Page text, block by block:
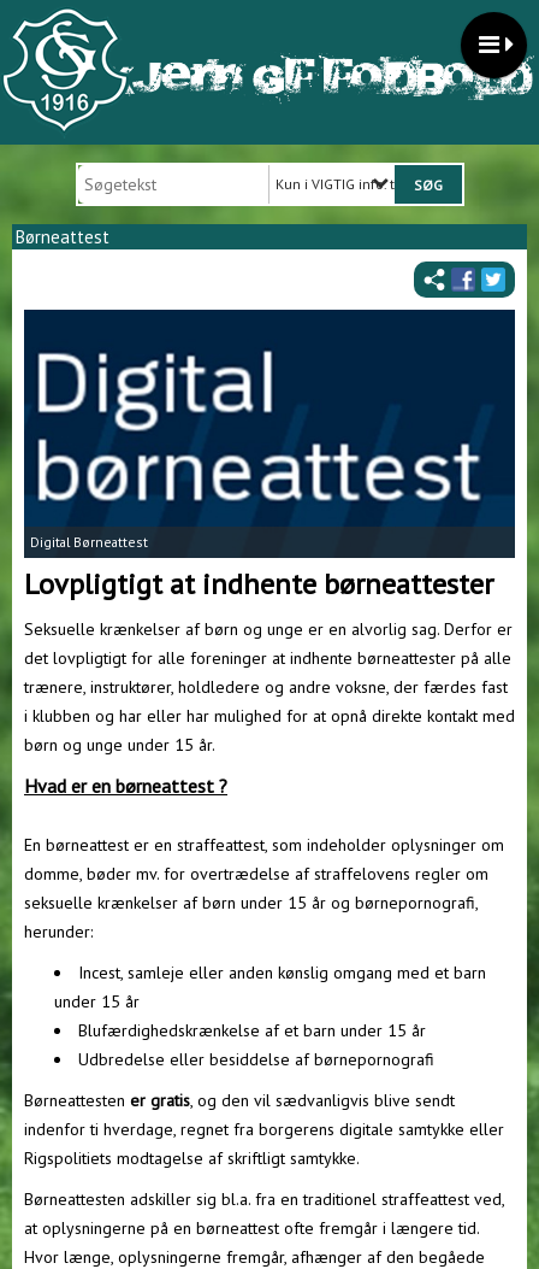
Kun i VIGTIG info. til trænere
Børneattest
Digital Børneattest
Lovpligtigt at indhente børneattester
Seksuelle krænkelser af børn og unge er en alvorlig sag. Derfor er
det lovpligtigt for alle foreninger at indhente børneattester på alle
trænere, instruktører, holdledere og andre voksne, der færdes fast
i klubben og har eller har mulighed for at opnå direkte kontakt med
børn og unge under 15 år.
Hvad er en børneattest ?
En børneattest er en straffeattest, som indeholder oplysninger om
domme, bøder mv. for overtrædelse af straffelovens regler om
seksuelle krænkelser af børn under 15 år og børnepornografi,
herunder:
Incest, samleje eller anden kønslig omgang med et barn
under 15 år
Blufærdighedskrænkelse af et barn under 15 år
Udbredelse eller besiddelse af børnepornografi
Børneattesten er gratis, og den vil sædvanligvis blive sendt
indenfor ti hverdage, regnet fra borgerens digitale samtykke eller
Rigspolitiets modtagelse af skriftligt samtykke.
Børneattesten adskiller sig bl.a. fra en traditionel straffeattest ved,
at oplysningerne på en børneattest ofte fremgår i længere tid.
Hvor længe, oplysningerne fremgår, afhænger af den begåede